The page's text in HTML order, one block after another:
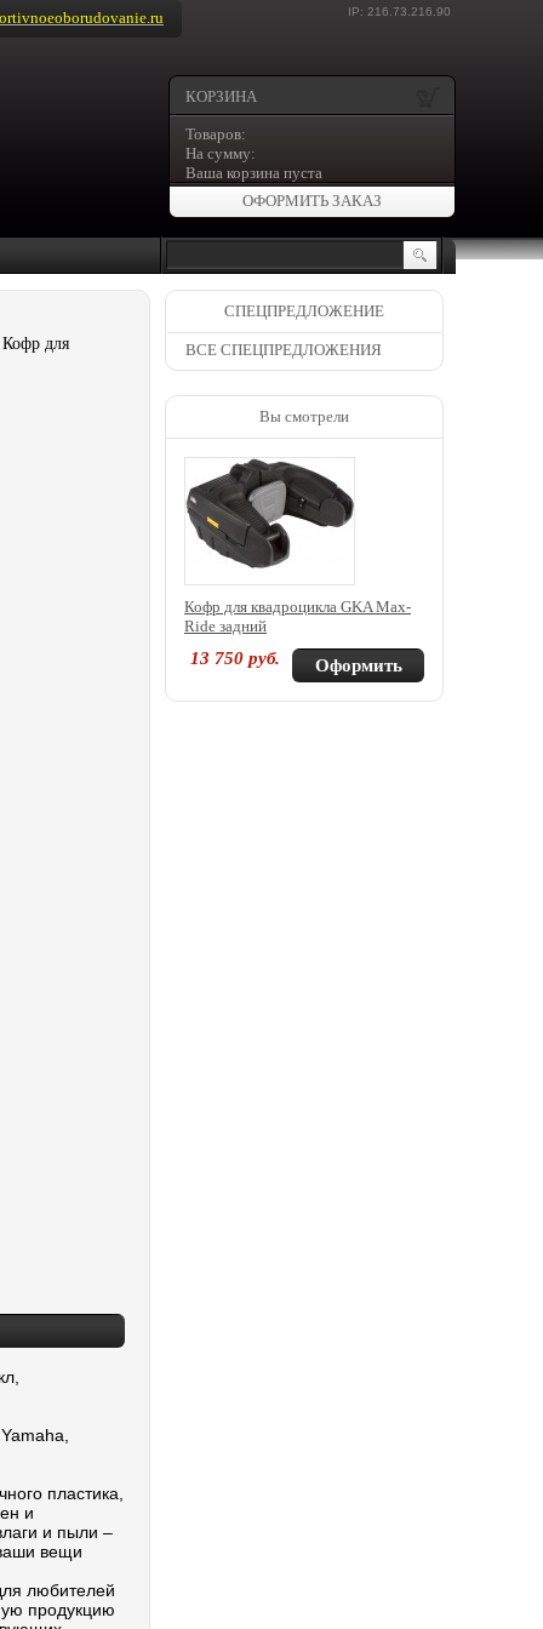
IP: 216.73.216.90
КОРЗИНА
Товаров:
На сумму:
Ваша корзина пуста
ОФОРМИТЬ ЗАКАЗ
Кофр для
пластика,
и
и пыли –
вещи
любителей
продукцию
СПЕЦПРЕДЛОЖЕНИЕ
ВСЕ СПЕЦПРЕДЛОЖЕНИЯ
Вы смотрели
Кофр для квадроцикла GKA Max-
Ride задний
13 750 руб.
Оформить
покупку